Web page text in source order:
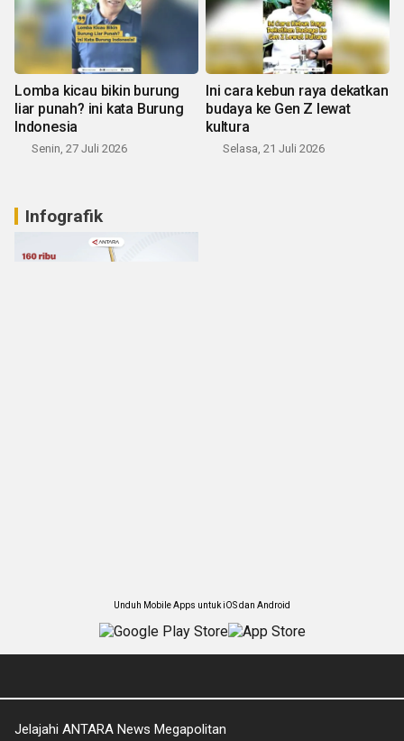
Lomba kicau bikin burung
liar punah? ini kata Burung
Indonesia
Senin, 27 Juli 2026
Ini cara kebun raya dekatkan
budaya ke Gen Z lewat
kultura
Selasa, 21 Juli 2026
Infografik
Unduh Mobile Apps untuk iOS dan Android
Jelajahi ANTARA News Megapolitan